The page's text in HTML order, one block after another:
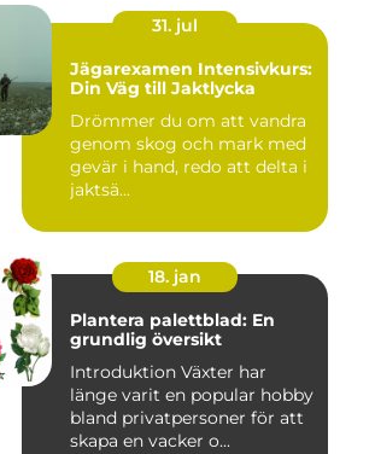
31. jul
Jägarexamen Intensivkurs:
Din Väg till Jaktlycka
Drömmer du om att vandra
genom skog och mark med
gevär i hand, redo att delta i
jaktsä...
18. jan
Plantera palettblad: En
grundlig översikt
Introduktion Växter har
länge varit en popular hobby
bland privatpersoner för att
skapa en vacker o...